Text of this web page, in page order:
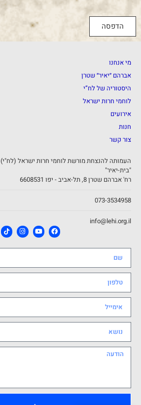
הדפסה
מי אנחנו
אברהם ״יאיר״ שטרן
היסטוריה של לח”י
לוחמי חרות ישראל
אירועים
חנות
צור קשר
העמותה להנצחת מורשת לוחמי חרות ישראל (לח"י)
"בית-יאיר"
רח' אברהם שטרן 8, תל-אביב - יפו 6608531
073-3534958
info@lehi.org.il